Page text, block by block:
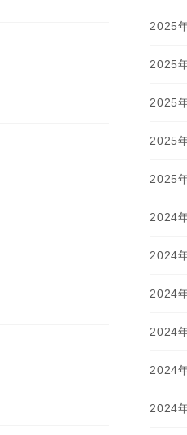
2025
2025
2025
2025
2025
2024
2024
2024
2024
2024
2024